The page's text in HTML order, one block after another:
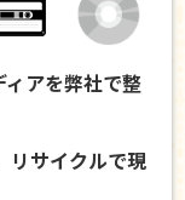
を弊社で整
リサイクルで現